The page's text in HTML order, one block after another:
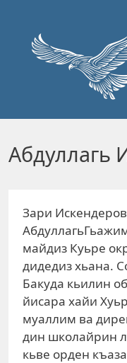
Абдуллагь
Зари Искендеров
майдиз Куьре
дидедиз хьана.
Бакуда кьилин
йисара хайи
муаллим ва
дин школайрин
кьве орден